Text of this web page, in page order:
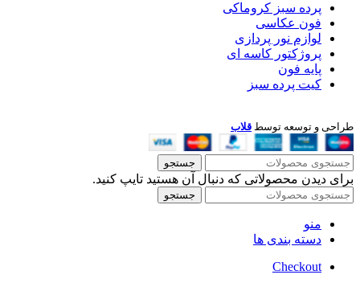
پرده سبز کروماکی
فون عکاسی
لوازم نور پردازی
پروژکتور کاسه ای
پایه فون
کیت پرده سبز
طراحی و توسعه توسط قلاب
جستجو
برای دیدن محصولاتی که دنبال آن هستید تایپ کنید.
جستجو
منو
دسته بندی ها
Checkout